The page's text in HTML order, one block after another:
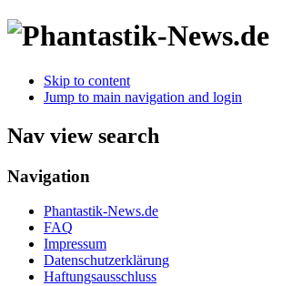
Skip to content
Jump to main navigation and login
Nav view search
Navigation
Phantastik-News.de
FAQ
Impressum
Datenschutzerklärung
Haftungsausschluss